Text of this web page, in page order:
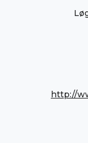
http://